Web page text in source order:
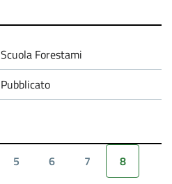
Scuola Forestami
Pubblicato
5 6 7
8